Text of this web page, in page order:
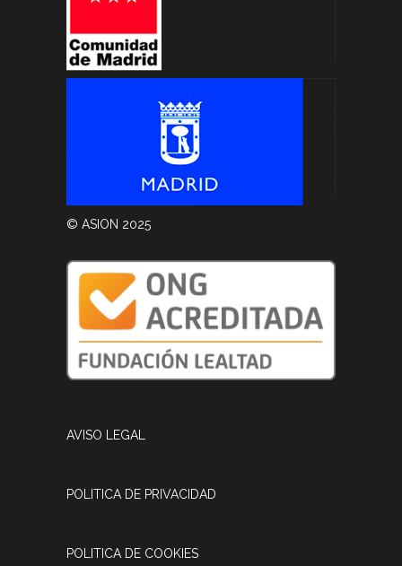
© ASION 2025
AVISO LEGAL
POLITICA DE PRIVACIDAD
POLITICA DE COOKIES